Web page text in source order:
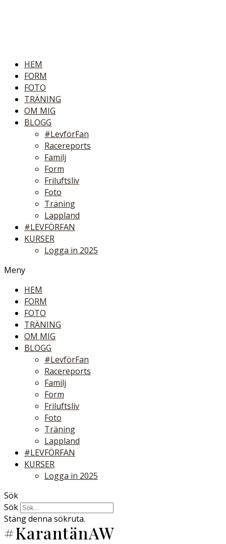
HEM
FORM
FOTO
TRÄNING
OM MIG
BLOGG
#LevförFan
Racereports
Familj
Form
Friluftsliv
Foto
Träning
Lappland
#LEVFÖRFAN
KURSER
Logga in 2025
Meny
HEM
FORM
FOTO
TRÄNING
OM MIG
BLOGG
#LevförFan
Racereports
Familj
Form
Friluftsliv
Foto
Träning
Lappland
#LEVFÖRFAN
KURSER
Logga in 2025
Sök
Sök
Stäng denna sökruta.
#KarantänAW